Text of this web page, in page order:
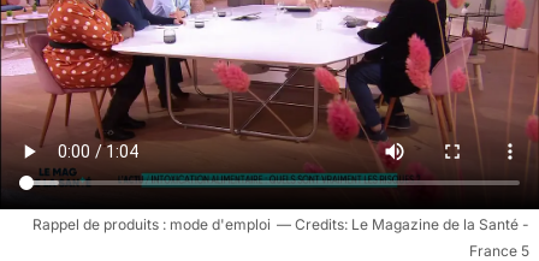
Rappel de produits : mode d'emploi
Le Magazine de la Santé -
France 5